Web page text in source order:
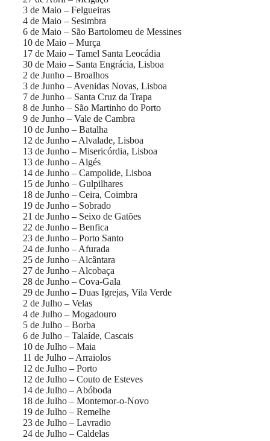
3 de Maio – Felgueiras
4 de Maio – Sesimbra
6 de Maio – São Bartolomeu de Messines
10 de Maio – Murça
17 de Maio – Tamel Santa Leocádia
30 de Maio – Santa Engrácia, Lisboa
2 de Junho – Broalhos
3 de Junho – Avenidas Novas, Lisboa
7 de Junho – Santa Cruz da Trapa
8 de Junho – São Martinho do Porto
9 de Junho – Vale de Cambra
10 de Junho – Batalha
12 de Junho – Alvalade, Lisboa
13 de Junho – Misericórdia, Lisboa
13 de Junho – Algés
14 de Junho – Campolide, Lisboa
15 de Junho – Gulpilhares
18 de Junho – Ceira, Coimbra
19 de Junho – Sobrado
21 de Junho – Seixo de Gatões
22 de Junho – Benfica
23 de Junho – Porto Santo
24 de Junho – Afurada
25 de Junho – Alcântara
27 de Junho – Alcobaça
28 de Junho – Cova-Gala
29 de Junho – Duas Igrejas, Vila Verde
2 de Julho – Velas
4 de Julho – Mogadouro
5 de Julho – Borba
6 de Julho – Talaíde, Cascais
10 de Julho – Maia
11 de Julho – Arraiolos
12 de Julho – Porto
12 de Julho – Couto de Esteves
14 de Julho – Abóboda
18 de Julho – Montemor-o-Novo
19 de Julho – Remelhe
23 de Julho – Lavradio
24 de Julho – Caldelas